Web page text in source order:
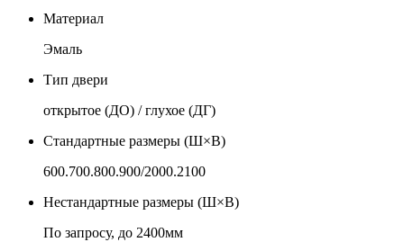
Материал
Эмаль
Тип двери
открытое (ДО) / глухое (ДГ)
Стандартные размеры (Ш×В)
600.700.800.900/2000.2100
Нестандартные размеры (Ш×В)
По запросу, до 2400мм